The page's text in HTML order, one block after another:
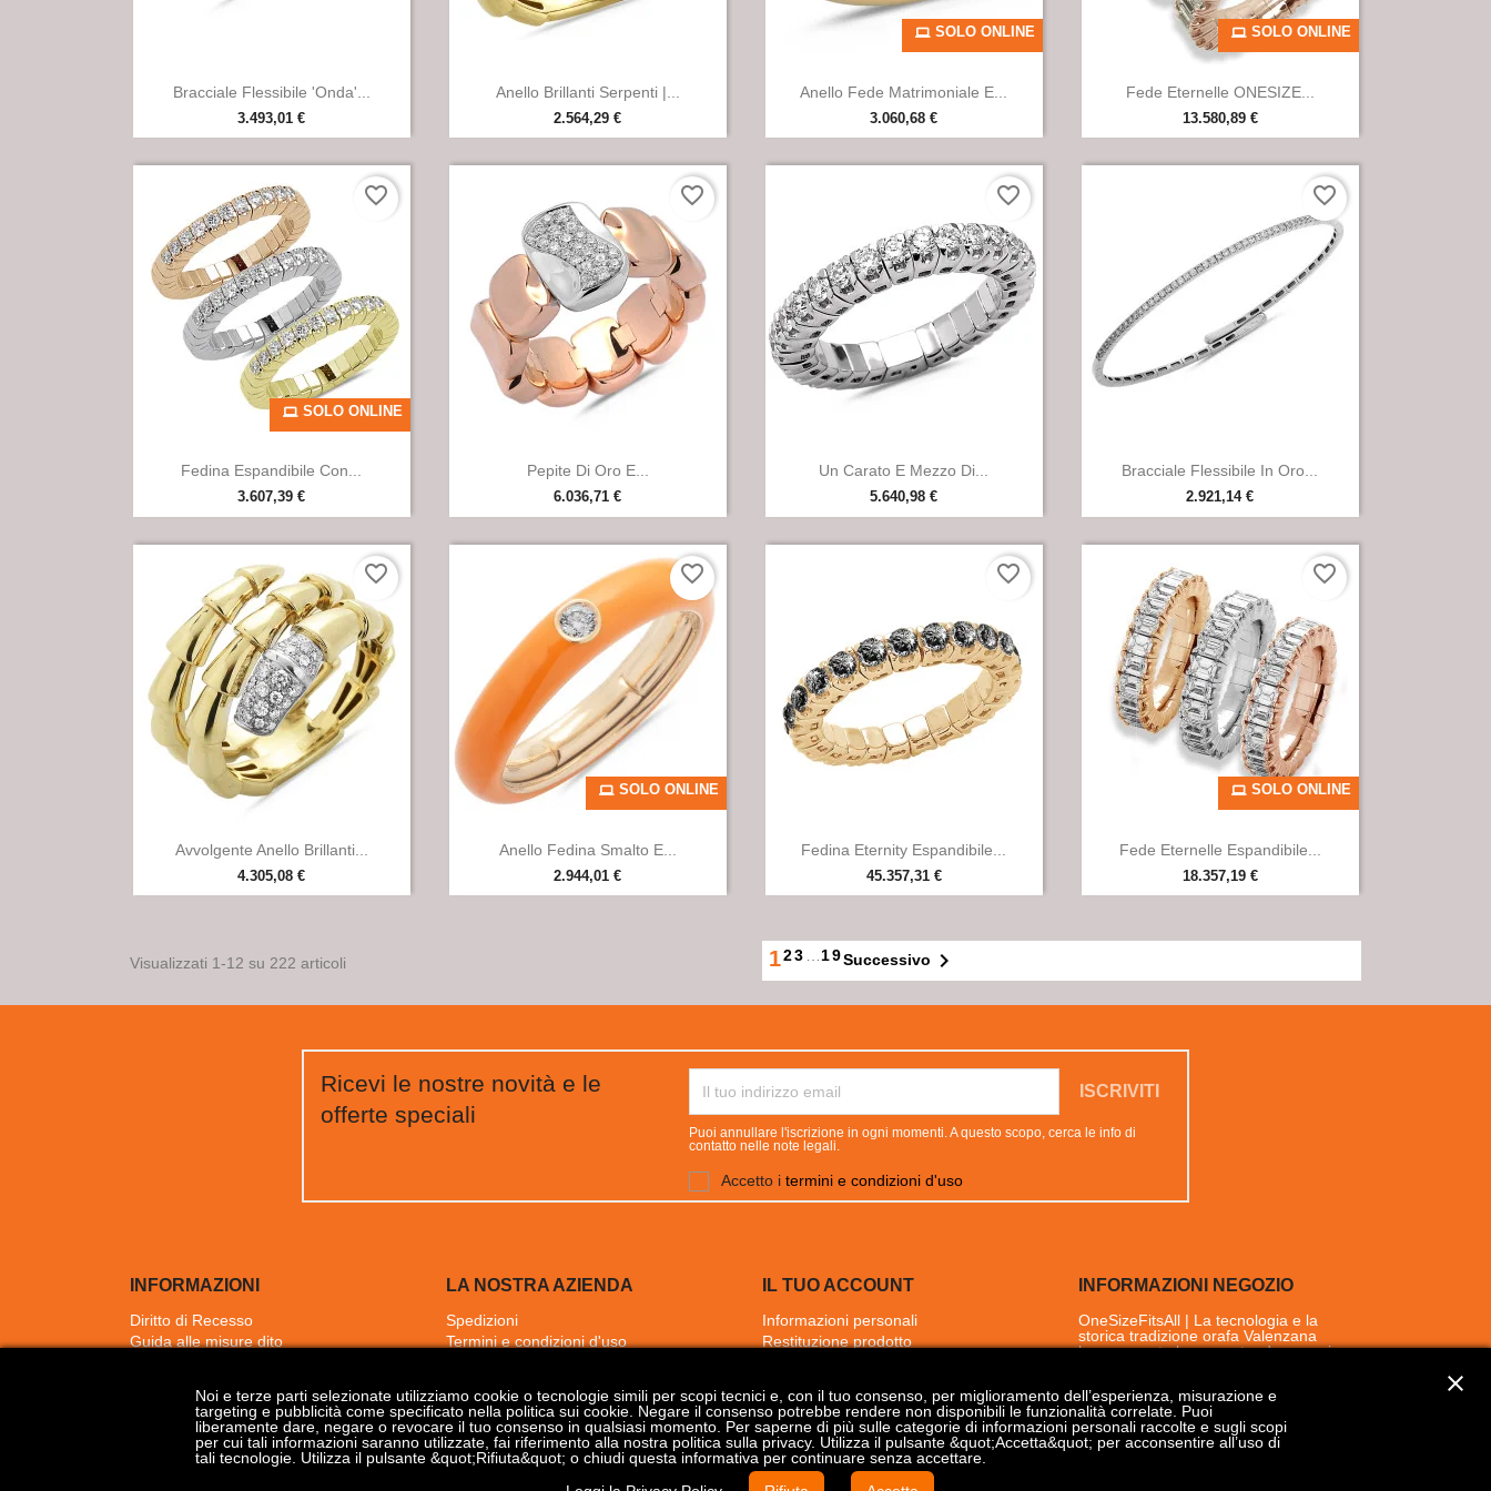
 Anteprima
Bracciale Flessibile 'Onda'...
3.493,01 €
Anteprima
Anello Brillanti Serpenti |...
2.564,29 €
Anteprima
Anello Fede Matrimoniale E...
3.060,68 €
SOLO ONLINE
Anteprima
Fede Eternelle ONESIZE...
13.580,89 €
SOLO ONLINE
Anteprima
Fedina Espandibile Con...
3.607,39 €
SOLO ONLINE
favorite_border
Anteprima
Pepite Di Oro E...
6.036,71 €
favorite_border
Anteprima
Un Carato E Mezzo Di...
5.640,98 €
favorite_border
 Anteprima
Bracciale Flessibile In Oro...
2.921,14 €
favorite_border
Anteprima
Avvolgente Anello Brillanti...
4.305,08 €
favorite_border
Anteprima
Anello Fedina Smalto E...
2.944,01 €
SOLO ONLINE
favorite_border
Anteprima
Fedina Eternity Espandibile...
45.357,31 €
favorite_border
Anteprima
Fede Eternelle Espandibile...
18.357,19 €
SOLO ONLINE
favorite_border
Visualizzati 1-12 su 222 articoli 123 19Successivo 
Ricevi le nostre novità e le
offerte speciali
Puoi annullare l'iscrizione in ogni momenti. A questo scopo, cerca le info di
contatto nelle note legali.
Accetto i termini e condizioni d'uso
INFORMAZIONI
Diritto di Recesso
Guida alle misure dito
Privacy Policy
LA NOSTRA AZIENDA
Spedizioni
Termini e condizioni d'uso
Contattaci
Mappa del sito
IL TUO ACCOUNT
Informazioni personali
Restituzione prodotto
Indirizzi
Buoni
I miei avvisi
INFORMAZIONI NEGOZIO
OneSizeFitsAll | La tecnologia e la
storica tradizione orafa Valenzana
hanno creato la nuova tendenza nei
15048 Valenza
Alessandria
Italia
shop@onesizejewels.com
close
Noi e terze parti selezionate utilizziamo cookie o tecnologie simili per scopi tecnici e, con il tuo consenso, per miglioramento dell’esperienza, misurazione e
targeting e pubblicità come specificato nella politica sui cookie. Negare il consenso potrebbe rendere non disponibili le funzionalità correlate. Puoi
liberamente dare, negare o revocare il tuo consenso in qualsiasi momento. Per saperne di più sulle categorie di informazioni personali raccolte e sugli scopi
per cui tali informazioni saranno utilizzate, fai riferimento alla nostra politica sulla privacy. Utilizza il pulsante &quot;Accetta&quot; per acconsentire all’uso di
tali tecnologie. Utilizza il pulsante &quot;Rifiuta&quot; o chiudi questa informativa per continuare senza accettare.